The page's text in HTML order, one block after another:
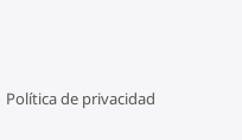
Política de privacidad